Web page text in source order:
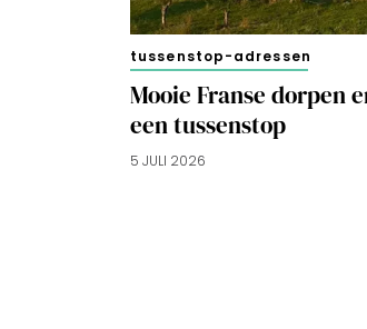
voorkeuren
tussenstop-adressen
Mooie Franse dorpen
een tussenstop
5 JULI 2026